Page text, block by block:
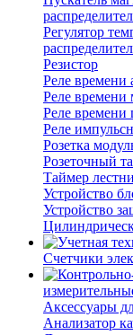
Регулятор
Резистор
Реле времени
Реле времени
Реле времени
Реле
Розетка
Розеточный
Таймер
Устройство
Устройство
Счетчики
Аксессуары
Анализатор